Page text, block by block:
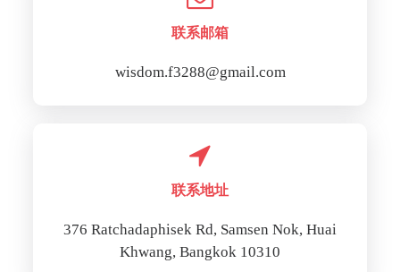
联系邮箱
wisdom.f3288@gmail.com
联系地址
376 Ratchadaphisek Rd, Samsen Nok, Huai
Khwang, Bangkok 10310